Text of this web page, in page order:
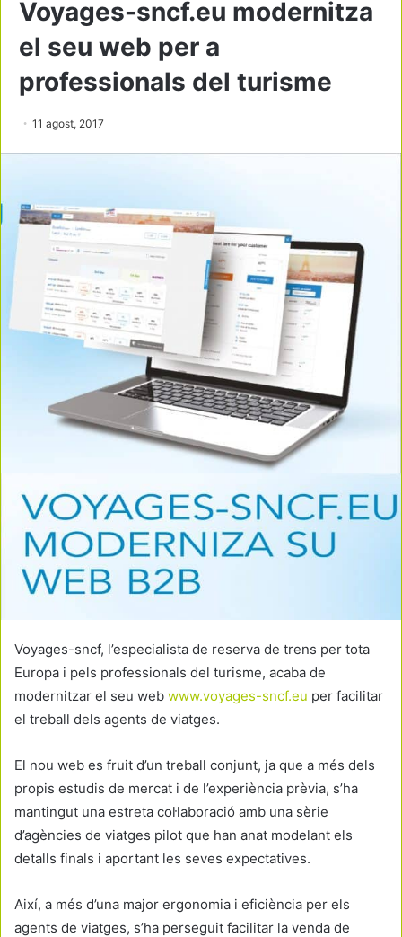
Voyages-sncf.eu modernitza
el seu web per a
professionals del turisme
11 agost, 2017
Voyages-sncf, l’especialista de reserva de trens per tota
Europa i pels professionals del turisme, acaba de
modernitzar el seu web www.voyages-sncf.eu per facilitar
el treball dels agents de viatges.
El nou web es fruit d’un treball conjunt, ja que a més dels
propis estudis de mercat i de l’experiència prèvia, s’ha
mantingut una estreta col·laboració amb una sèrie
d’agències de viatges pilot que han anat modelant els
detalls finals i aportant les seves expectatives.
Així, a més d’una major ergonomia i eficiència per els
agents de viatges, s’ha perseguit facilitar la venda de